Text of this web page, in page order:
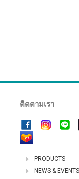
ติดตามเรา
PRODUCTS
NEWS & EVENTS